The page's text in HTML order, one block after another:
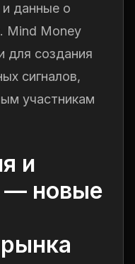
и данные о
Mind Money
для создания
сигналов,
участникам
и
— новые